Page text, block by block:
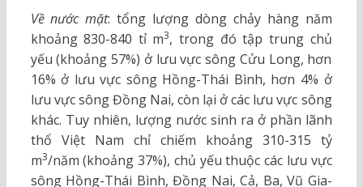
Về nước mặt: tổng lượng dòng chảy hàng năm
khoảng 830-840 tỉ m3, trong đó tập trung chủ
yếu (khoảng 57%) ở lưu vực sông Cửu Long, hơn
16% ở lưu vực sông Hồng-Thái Bình, hơn 4% ở
lưu vực sông Đồng Nai, còn lại ở các lưu vực sông
khác. Tuy nhiên, lượng nước sinh ra ở phần lãnh
thổ Việt Nam chỉ chiếm khoảng 310-315 tỷ
m3/năm (khoảng 37%), chủ yếu thuộc các lưu vực
sông Hồng-Thái Bình, Đồng Nai, Cả, Ba, Vũ Gia-